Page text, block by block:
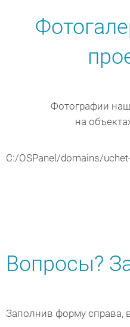
Фотографии
на
C:/OSPanel/domains/
Вопросы?
Заполнив форму справа,